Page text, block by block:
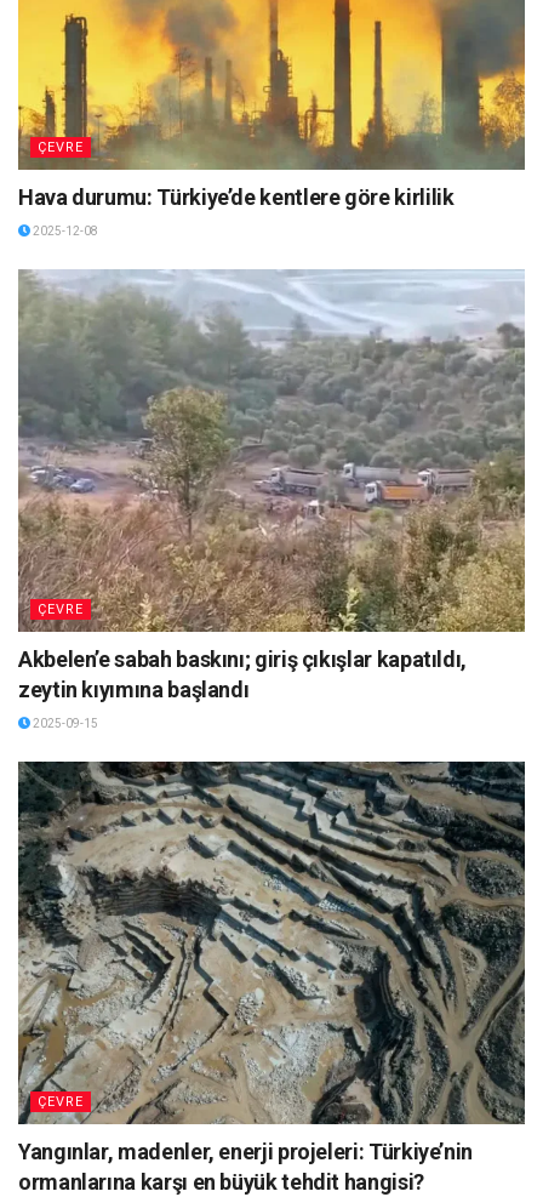
ÇEVRE
Hava durumu: Türkiye’de kentlere göre kirlilik
2025-12-08
ÇEVRE
Akbelen’e sabah baskını; giriş çıkışlar kapatıldı,
zeytin kıyımına başlandı
2025-09-15
ÇEVRE
Yangınlar, madenler, enerji projeleri: Türkiye’nin
ormanlarına karşı en büyük tehdit hangisi?